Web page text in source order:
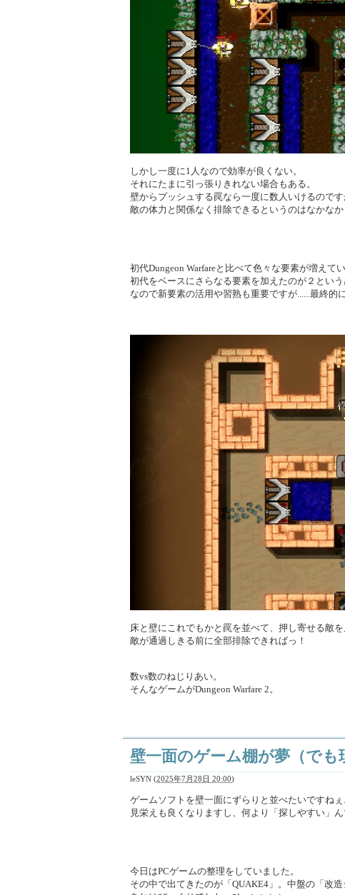
しかし一度に1人なので効率が良くない。
それにたまに引っ張りきれない場合もある。
壁からプッシュする罠なら一度に数人いけるので
敵の体力と関係なく排除できるというのはなかな
初代Dungeon Warfareと比べて色々な要素が増えて
初代をベースにさらなる要素を加えたのが２という
なので新要素の活用や習熟も重要ですが......最終的
床と壁にこれでもかと罠を並べて、押し寄せる敵を
敵が通過しきる前に全部排除できればっ！
数vs数のねじりあい。
そんなゲームがDungeon Warfare 2。
壁一面のゲーム棚が夢（でも
leSYN (2025年7月28日 20:00)
ゲームソフトを壁一面にずらりと並べたいですね
見栄えも良くなりますし、何より「探しやすい」ん
今日はPCゲームの整理をしていました。
その中で出てきたのが「QUAKE4」。中盤の「改